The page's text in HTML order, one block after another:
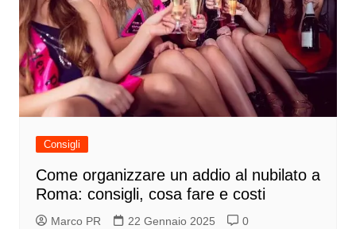
Consigli
Come organizzare un addio al nubilato a
Roma: consigli, cosa fare e costi
Marco PR 22 Gennaio 2025 0